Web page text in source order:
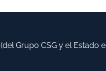
Grupo CSG y el Estado